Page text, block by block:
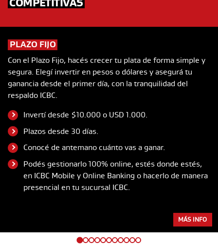
COMPETITIVAS
PLAZO FIJO
Con el Plazo Fijo, hacés crecer tu plata de forma simple y
segura. Elegí invertir en pesos o dólares y asegurá tu
ganancia desde el primer día, con la tranquilidad del
respaldo ICBC.
Invertí desde $10.000 o USD 1.000.
Plazos desde 30 días.
Conocé de antemano cuánto vas a ganar.
Podés gestionarlo 100% online, estés donde estés,
en ICBC Mobile y Online Banking o hacerlo de manera
presencial en tu sucursal ICBC.
MÁS INFO